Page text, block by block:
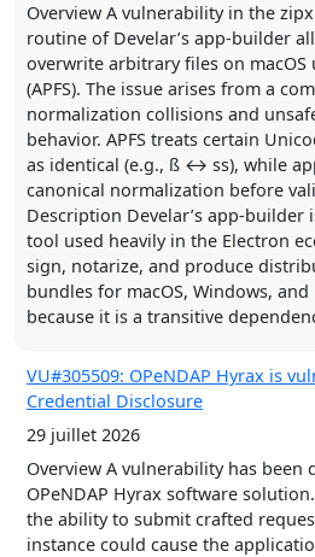
Overview A vulnerability in the
routine of Develar’s app-builder
overwrite arbitrary files on macOS
(APFS). The issue arises from a
normalization collisions and
behavior. APFS treats certain
as identical (e.g., ß ↔ ss), while
canonical normalization before
Description Develar’s app-builder
tool used heavily in the Electron
sign, notarize, and produce
bundles for macOS, Windows,
because it is a transitive
VU#305509: OPeNDAP Hyrax is
Credential Disclosure
29 juillet 2026
Overview A vulnerability has been
OPeNDAP Hyrax software
the ability to submit crafted
instance could cause the